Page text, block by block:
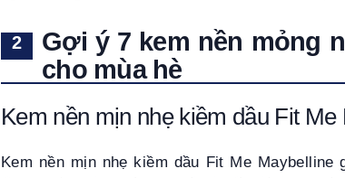
Gợi ý 7 kem nền mỏng
cho mùa hè
Kem nền mịn nhẹ kiềm dầu Fit Me
Kem nền mịn nhẹ kiềm dầu Fit Me